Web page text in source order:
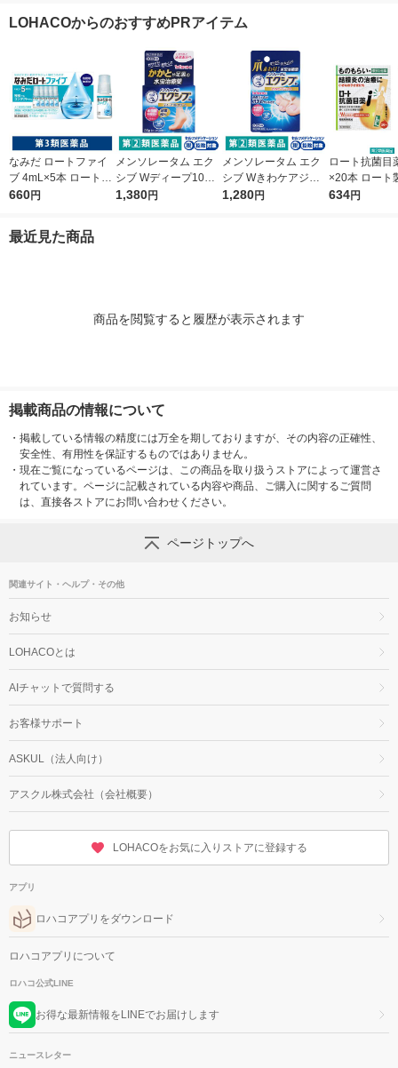
頭痛 オリジナル【第1
発毛・育毛【第1類医
LOHACOからのおすすめPRアイテム
なみだ ロートファイ
ブ 4mL×5本 ロート製
薬 目薬 乾き目 疲れ目
660円
メンソレータム エク
シブ Wディープ10ク
リーム ロート製薬★
1,380円
メンソレータム エク
シブ Wきわケアジェ
ル 15g ロート製薬 ★
1,280円
ロート抗菌目
×20本 ロート
薬 ものもらい
634円
最近見た商品
商品を閲覧すると履歴が表示されます
掲載商品の情報について
・ 掲載している情報の精度には万全を期しておりますが、その内容の正確性、
安全性、有用性を保証するものではありません。
・ 現在ご覧になっているページは、この商品を取り扱うストアによって運営さ
れています。ページに記載されている内容や商品、ご購入に関するご質問
は、直接各ストアにお問い合わせください。
ページトップへ
関連サイト・ヘルプ・その他
お知らせ
LOHACOとは
AIチャットで質問する
お客様サポート
ASKUL（法人向け）
アスクル株式会社（会社概要）
LOHACOをお気に入りストアに登録する
アプリ
ロハコアプリをダウンロード
ロハコアプリについて
ロハコ公式LINE
お得な最新情報をLINEでお届けします
ニュースレター